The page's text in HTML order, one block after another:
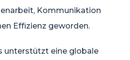
Kommunikation
Effizienz geworden.
unterstützt eine globale